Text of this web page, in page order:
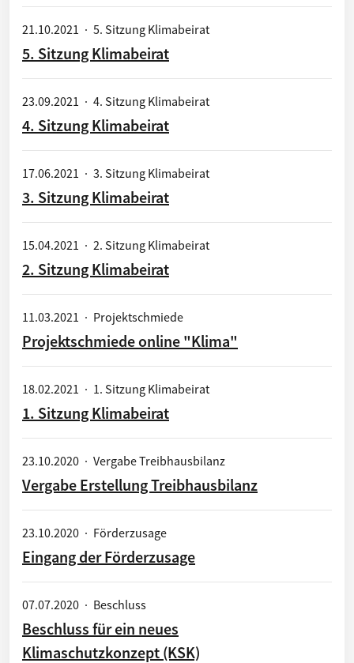
21.10.2021 · 5. Sitzung Klimabeirat
5. Sitzung Klimabeirat
23.09.2021 · 4. Sitzung Klimabeirat
4. Sitzung Klimabeirat
17.06.2021 · 3. Sitzung Klimabeirat
3. Sitzung Klimabeirat
15.04.2021 · 2. Sitzung Klimabeirat
2. Sitzung Klimabeirat
11.03.2021 · Projektschmiede
Projektschmiede online "Klima"
18.02.2021 · 1. Sitzung Klimabeirat
1. Sitzung Klimabeirat
23.10.2020 · Vergabe Treibhausbilanz
Vergabe Erstellung Treibhausbilanz
23.10.2020 · Förderzusage
Eingang der Förderzusage
07.07.2020 · Beschluss
Beschluss für ein neues
Klimaschutzkonzept (KSK)